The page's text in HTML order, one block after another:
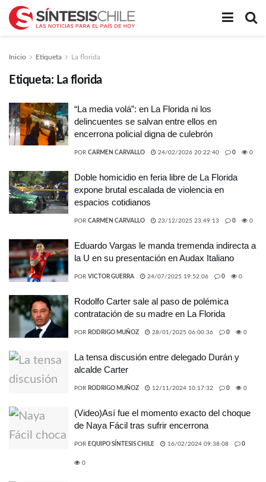
Inicio Etiqueta La florida
Etiqueta: La florida
“La media volá”: en La Florida ni los
delincuentes se salvan entre ellos en
encerrona policial digna de culebrón
POR CARMEN CARVALLO 24/02/2026 20:22:40 0 0
Doble homicidio en feria libre de La Florida
expone brutal escalada de violencia en
espacios cotidianos
POR CARMEN CARVALLO 23/12/2025 23:49:13 0 0
Eduardo Vargas le manda tremenda indirecta a
la U en su presentación en Audax Italiano
POR VICTOR GUERRA 24/07/2025 19:52:06 0 0
Rodolfo Carter sale al paso de polémica
contratación de su madre en La Florida
POR RODRIGO MUÑOZ 28/01/2025 06:00:36 0 0
La tensa discusión entre delegado Durán y
alcalde Carter
POR RODRIGO MUÑOZ 12/11/2024 10:17:32 0 0
(Video)Así fue el momento exacto del choque
de Naya Fácil tras sufrir encerrona
POR EQUIPO SÍNTESIS CHILE 16/02/2024 09:38:08 0
0